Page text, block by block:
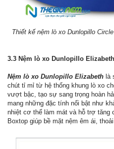
Thiết kế nệm lò xo Dunlopillo
3.3 Nệm lò xo Dunlopillo Elizabeth
Nệm lò xo Dunlopillo Elizabeth là
chút tỉ mỉ từ hệ thống khung lò xo
vượt bậc, tạo sự sang trọng hoàn
mang những đặc tính nổi bật như
nhiệt cơ thể làm mát và hỗ trợ tăng
Boxtop giúp bề mặt nệm êm ái,